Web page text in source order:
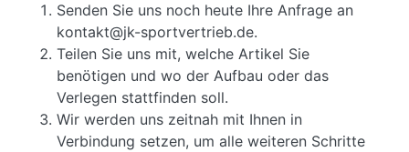
Senden Sie uns noch heute Ihre Anfrage an
kontakt@jk-sportvertrieb.de.
Teilen Sie uns mit, welche Artikel Sie
benötigen und wo der Aufbau oder das
Verlegen stattfinden soll.
Wir werden uns zeitnah mit Ihnen in
Verbindung setzen, um alle weiteren Schritte